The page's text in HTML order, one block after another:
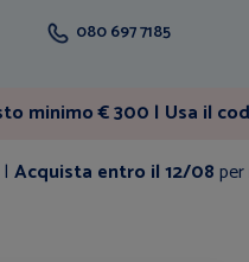
080 697 7185
minimo € 300 | Usa il
| Acquista entro il 12/08